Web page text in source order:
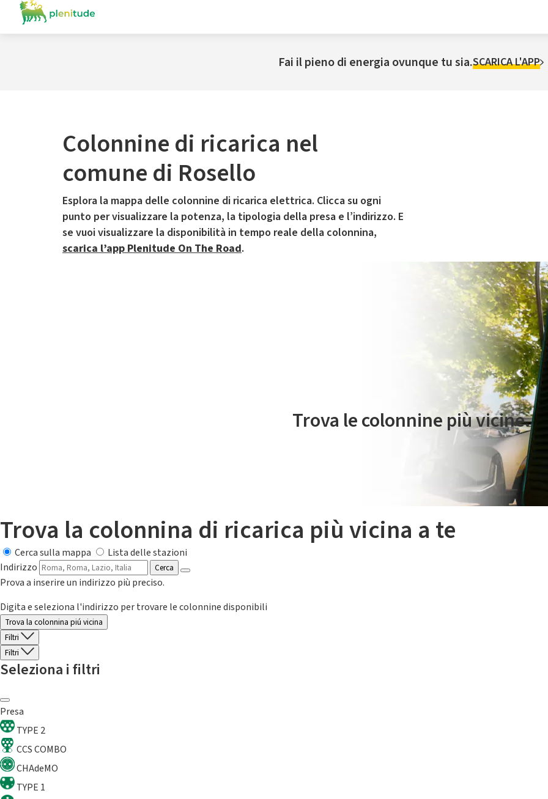
Fai il pieno di energia ovunque tu sia.SCARICA L'APP
Colonnine di ricarica nel
comune di Rosello
Esplora la mappa delle colonnine di ricarica elettrica. Clicca su ogni
punto per visualizzare la potenza, la tipologia della presa e l’indirizzo. E
se vuoi visualizzare la disponibilità in tempo reale della colonnina,
scarica l’app Plenitude On The Road.
Il servizio di mobilità elettrica è gestito da Plenitude On The Road
Trova le colonnine più vicine.
Trova la colonnina di ricarica più vicina a te
Cerca sulla mappa
Lista delle stazioni
Indirizzo
Cerca
Prova a inserire un indirizzo più preciso.
Digita e seleziona l'indirizzo per trovare le colonnine disponibili
Trova la colonnina piú vicina
Filtri
Filtri
Seleziona i filtri
Presa
TYPE 2
CCS COMBO
CHAdeMO
TYPE 1